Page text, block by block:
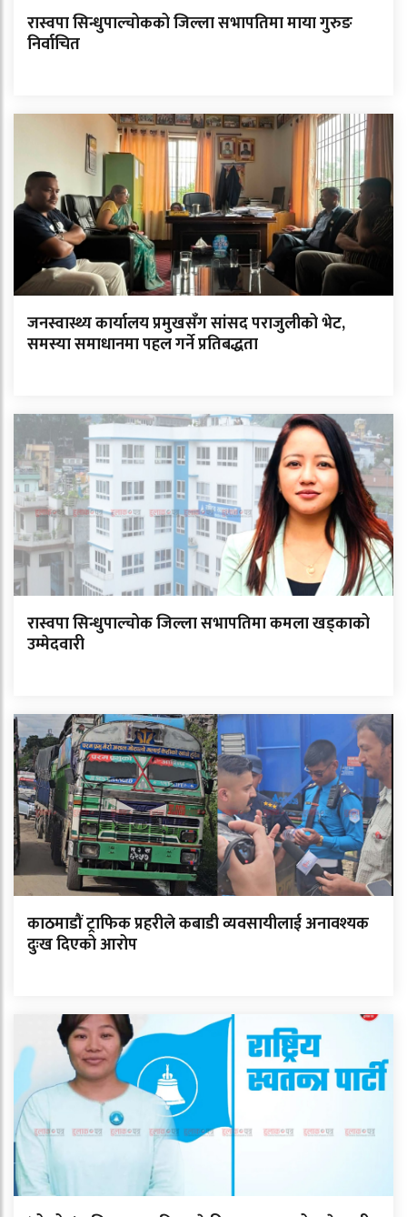
रास्वपा सिन्धुपाल्चोकको जिल्ला सभापतिमा माया गुरुङ
निर्वाचित
जनस्वास्थ्य कार्यालय प्रमुखसँग सांसद पराजुलीको भेट,
समस्या समाधानमा पहल गर्ने प्रतिबद्धता
रास्वपा सिन्धुपाल्चोक जिल्ला सभापतिमा कमला खड्काको
उम्मेदवारी
काठमाडौं ट्राफिक प्रहरीले कबाडी व्यवसायीलाई अनावश्यक
दुःख दिएको आरोप